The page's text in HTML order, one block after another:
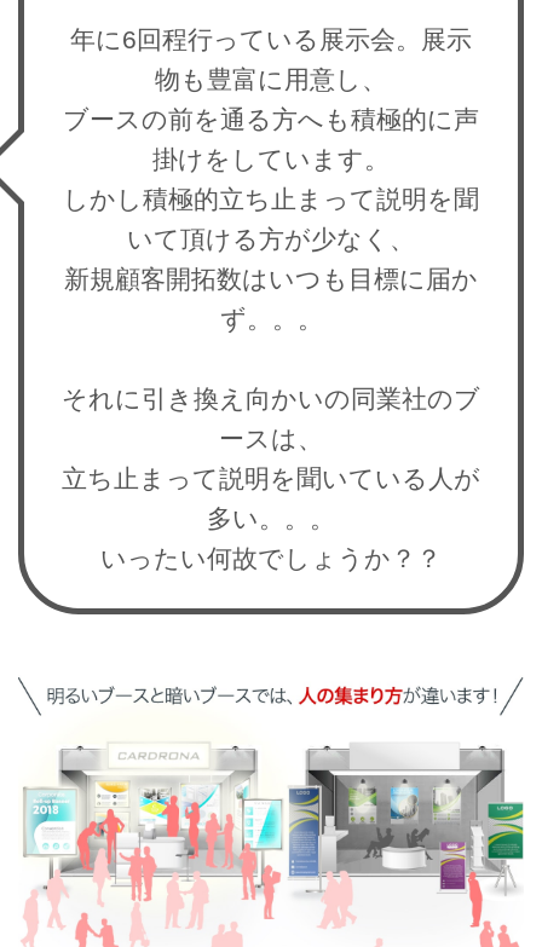
年に6回程行っている展示会。展示
物も豊富に用意し、
ブースの前を通る方へも積極的に声
掛けをしています。
しかし積極的立ち止まって説明を聞
いて頂ける方が少なく、
新規顧客開拓数はいつも目標に届か
ず。。。
それに引き換え向かいの同業社のブ
ースは、
立ち止まって説明を聞いている人が
多い。。。
いったい何故でしょうか？？